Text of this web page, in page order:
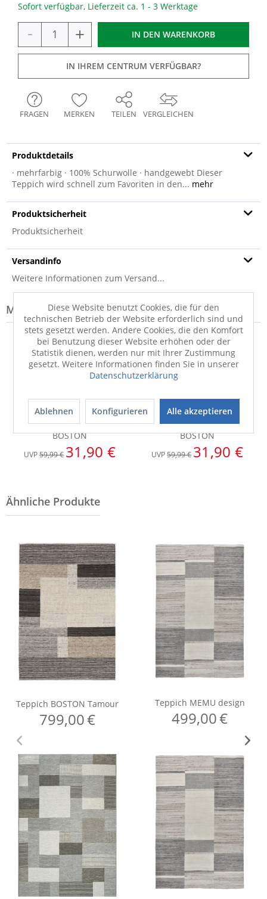
Sofort verfügbar, Lieferzeit ca. 1 - 3 Werktage
- + IN DEN WARENKORB
IN IHREM CENTRUM VERFÜGBAR?
VERGLEICHEN
FRAGEN MERKEN TEILEN
Produktdetails
· mehrfarbig · 100% Schurwolle · handgewebt Dieser
Teppich wird schnell zum Favoriten in den... mehr
Produktsicherheit
Produktsicherheit
Versandinfo
Weitere Informationen zum Versand...
Modell-Familie: BOSTON
Außenleuchte
BOSTON
UVP59,99 € 31,90 €
Außenleuchte
BOSTON
UVP59,99 € 31,90 €
Diese Website benutzt Cookies, die für den
technischen Betrieb der Website erforderlich sind und
stets gesetzt werden. Andere Cookies, die den Komfort
bei Benutzung dieser Website erhöhen oder der
Statistik dienen, werden nur mit Ihrer Zustimmung
gesetzt. Weitere Informationen finden Sie in unserer
Datenschutzerklärung
Ablehnen Konfigurieren Alle akzeptieren